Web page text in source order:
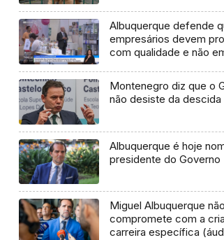
Albuquerque defende
empresários devem
com qualidade e não
Montenegro diz que o
não desiste da descida
Albuquerque é hoje
presidente do Governo
Miguel Albuquerque
compromete com a
carreira específica